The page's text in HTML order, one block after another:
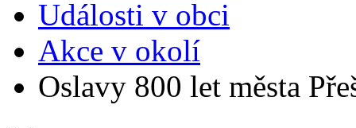
Události v obci
Akce v okolí
Oslavy 800 let města